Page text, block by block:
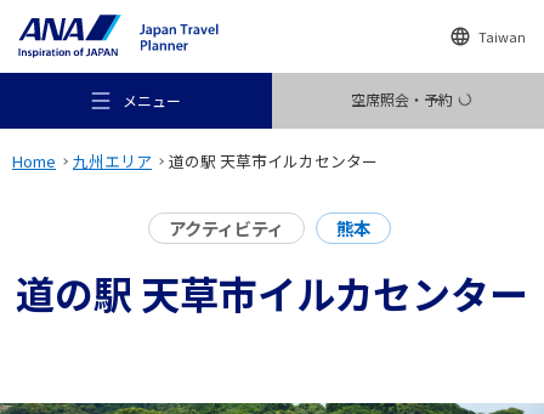
Taiwan
メニュー 空席照会・予約
おすすめの旅
Home 九州エリア 道の駅 天草市イルカセンター
アクティビティ 熊本
道の駅 天草市イルカセンター